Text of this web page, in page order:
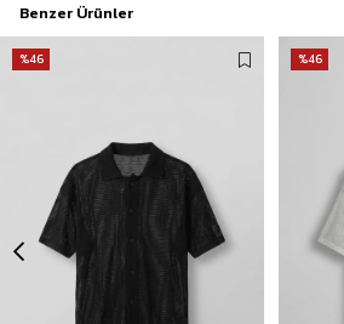
Benzer Ürünler
%46 %46